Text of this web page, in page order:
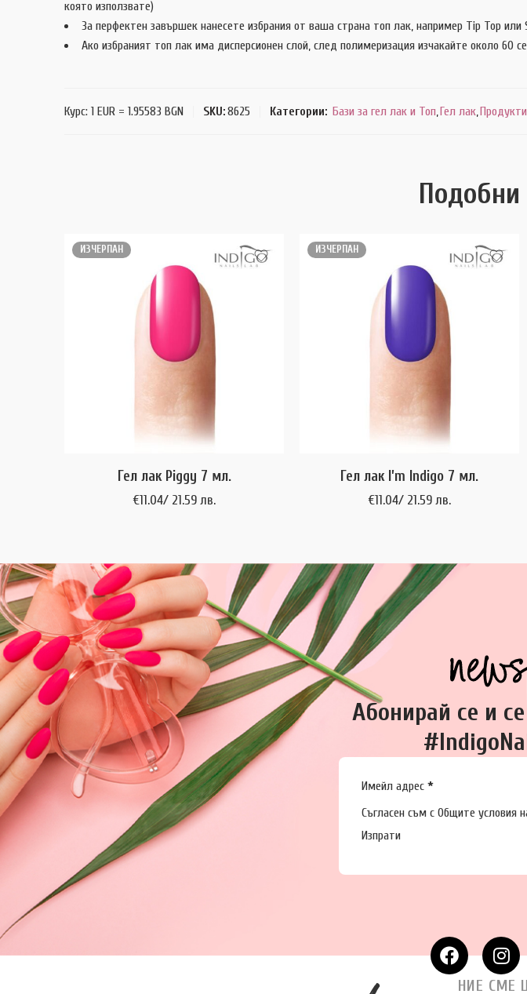
която използвате)
За перфектен завършек нанесете избрания от ваша страна топ лак, например Tip Top
Ако избраният топ лак има дисперсионен слой, след полимеризация изчакайте около 60
Курс: 1 EUR = 1.95583 BGN SKU:8625 Категории: Бази за гел лак и Топ,Гел лак,Продукти
Подобни
ИЗЧЕРПАН
Гел лак Piggy 7 мл.
€11.04/ 21.59 лв.
ИЗЧЕРПАН
Гел лак I’m Indigo 7 мл.
€11.04/ 21.59 лв.
Абонирай се и
Section
Имейл адрес *
Съгласен съм с Общите условия
Изпрати
НИЕ СМЕ